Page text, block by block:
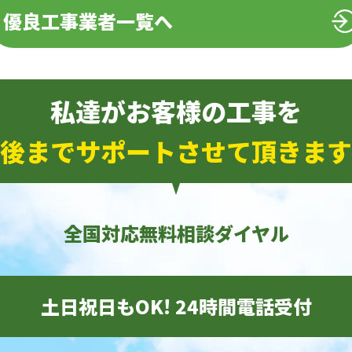
優良工事業者一覧へ
私達がお客様の工事を
までサポートさせて頂きま
全国対応無料相談ダイヤル
土日祝日もOK! 24時間電話受付